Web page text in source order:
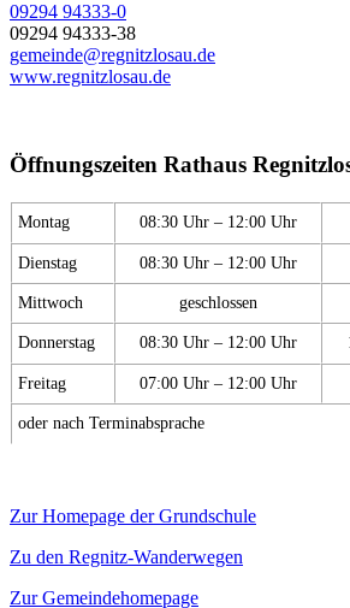
09294 94333-0
09294 94333-38
gemeinde@regnitzlosau.de
www.regnitzlosau.de
Öffnungszeiten Rathaus
Montag 08:30 Uhr – 12:00 Uhr
Dienstag 08:30 Uhr – 12:00 Uhr
Mittwoch geschlossen
Donnerstag 08:30 Uhr – 12:00 Uhr
Freitag 07:00 Uhr – 12:00 Uhr
oder nach Terminabsprache
Zur Homepage der Grundschule
Zu den Regnitz-Wanderwegen
Zur Gemeindehomepage